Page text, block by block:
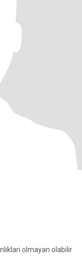
olmayan olabilir